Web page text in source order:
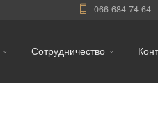
066 684-74-64
Сотрудничество